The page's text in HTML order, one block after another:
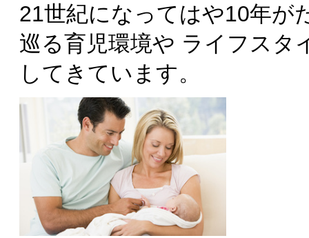
21世紀になってはや10年が
巡る育児環境や ライフスタ
してきています。